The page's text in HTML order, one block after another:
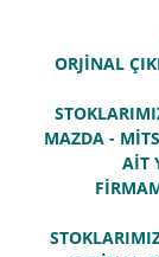
ORJİNAL
MAZDA -
AİT